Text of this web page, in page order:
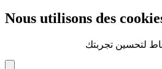
Nous utilisons des
لتحسين تجربتك